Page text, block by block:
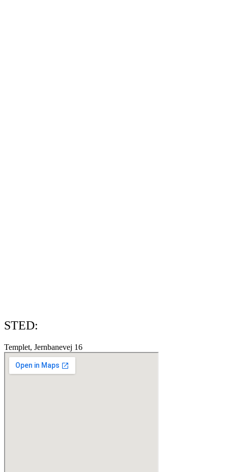
STED:
Templet, Jernbanevej 16